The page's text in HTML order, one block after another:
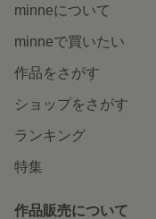
minneについて
minneで買いたい
作品をさがす
ショップをさがす
ランキング
特集
作品販売について